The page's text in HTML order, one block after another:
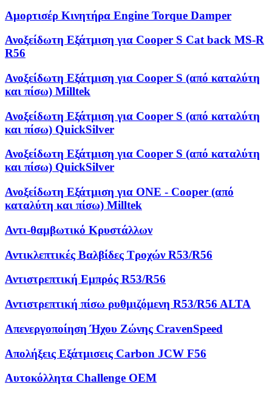
Αμορτισέρ Κινητήρα Engine Torque Damper
Ανοξείδωτη Eξάτμιση για Cooper S Cat back MS-R
R56
Ανοξείδωτη Εξάτμιση για Cooper S (από καταλύτη
και πίσω) Milltek
Ανοξείδωτη Εξάτμιση για Cooper S (από καταλύτη
και πίσω) QuickSilver
Ανοξείδωτη Εξάτμιση για Cooper S (από καταλύτη
και πίσω) QuickSilver
Ανοξείδωτη Εξάτμιση για ONE - Cooper (από
καταλύτη και πίσω) Milltek
Αντι-θαμβωτικό Κρυστάλλων
Αντικλεπτικές Βαλβίδες Τροχών R53/R56
Αντιστρεπτική Εμπρός R53/R56
Αντιστρεπτική πίσω ρυθμιζόμενη R53/R56 ALTA
Απενεργοποίηση Ήχου Ζώνης CravenSpeed
Απολήξεις Εξάτμισεις Carbon JCW F56
Αυτοκόλλητα Challenge OEM